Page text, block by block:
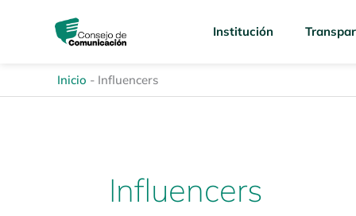
Institución
Inicio - Influencers
Influencers